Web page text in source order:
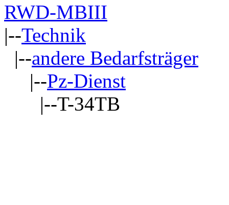
RWD-MBIII
|--Technik
|--andere Bedarfsträger
|--Pz-Dienst
|--T-34TB